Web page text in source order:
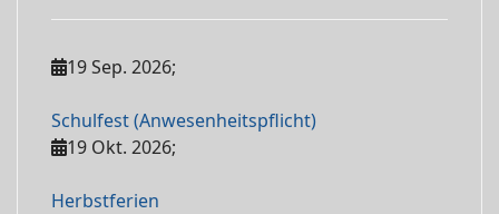
19 Sep. 2026;
Schulfest (Anwesenheitspflicht)
19 Okt. 2026;
Herbstferien